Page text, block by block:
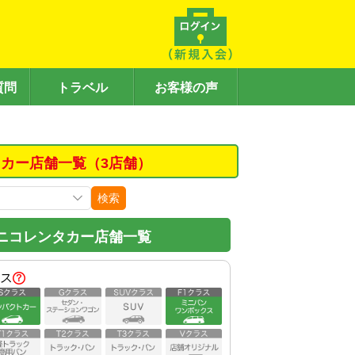
問 トラベル お客様の声
ー店舗一覧（3店舗）
検索
コレンタカー店舗一覧